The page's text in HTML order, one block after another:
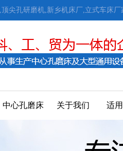
尖孔研磨机,新乡机床厂,立式车床厂
中心孔磨床 关于我们 适